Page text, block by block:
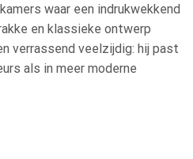
waar een indrukwekkend
en klassieke ontwerp
verrassend veelzijdig: hij past
als in meer moderne